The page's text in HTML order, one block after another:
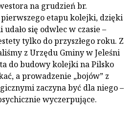
na grudzień br.
etapu kolejki, dzięki
się odwlec w czasie –
tylko do przyszłego roku. Z
z Urzędu Gminy w Jeleśni
do budowy kolejki na Pilsko
a prowadzenie „bojów” z
zaczyna być dla niego –
wyczerpujące.